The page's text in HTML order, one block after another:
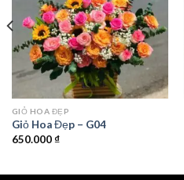
GIỎ HOA ĐẸP
Giỏ Hoa Đẹp – G04
650.000₫